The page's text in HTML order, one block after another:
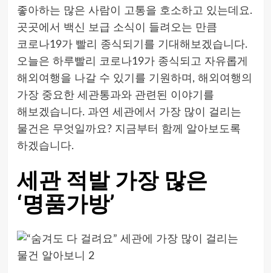
좋아하는 많은 사람이 고통을 호소하고 있는데요.
곳곳에서 백신 보급 소식이 들려오는 만큼
코로나19가 빨리 종식되기를 기대해보겠습니다.
오늘은 하루빨리 코로나19가 종식되고 자유롭게
해외여행을 나갈 수 있기를 기원하며, 해외여행의
가장 중요한 세관통과와 관련된 이야기를
해보겠습니다. 과연 세관에서 가장 많이 걸리는
물건은 무엇일까요? 지금부터 함께 알아보도록
하겠습니다.
세관 적발 가장 많은
‘명품가방’